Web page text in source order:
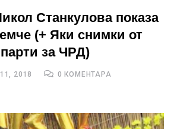
Станкулова показа
(+ Яки снимки от
за ЧРД)
2018
0 КОМЕНТАРА